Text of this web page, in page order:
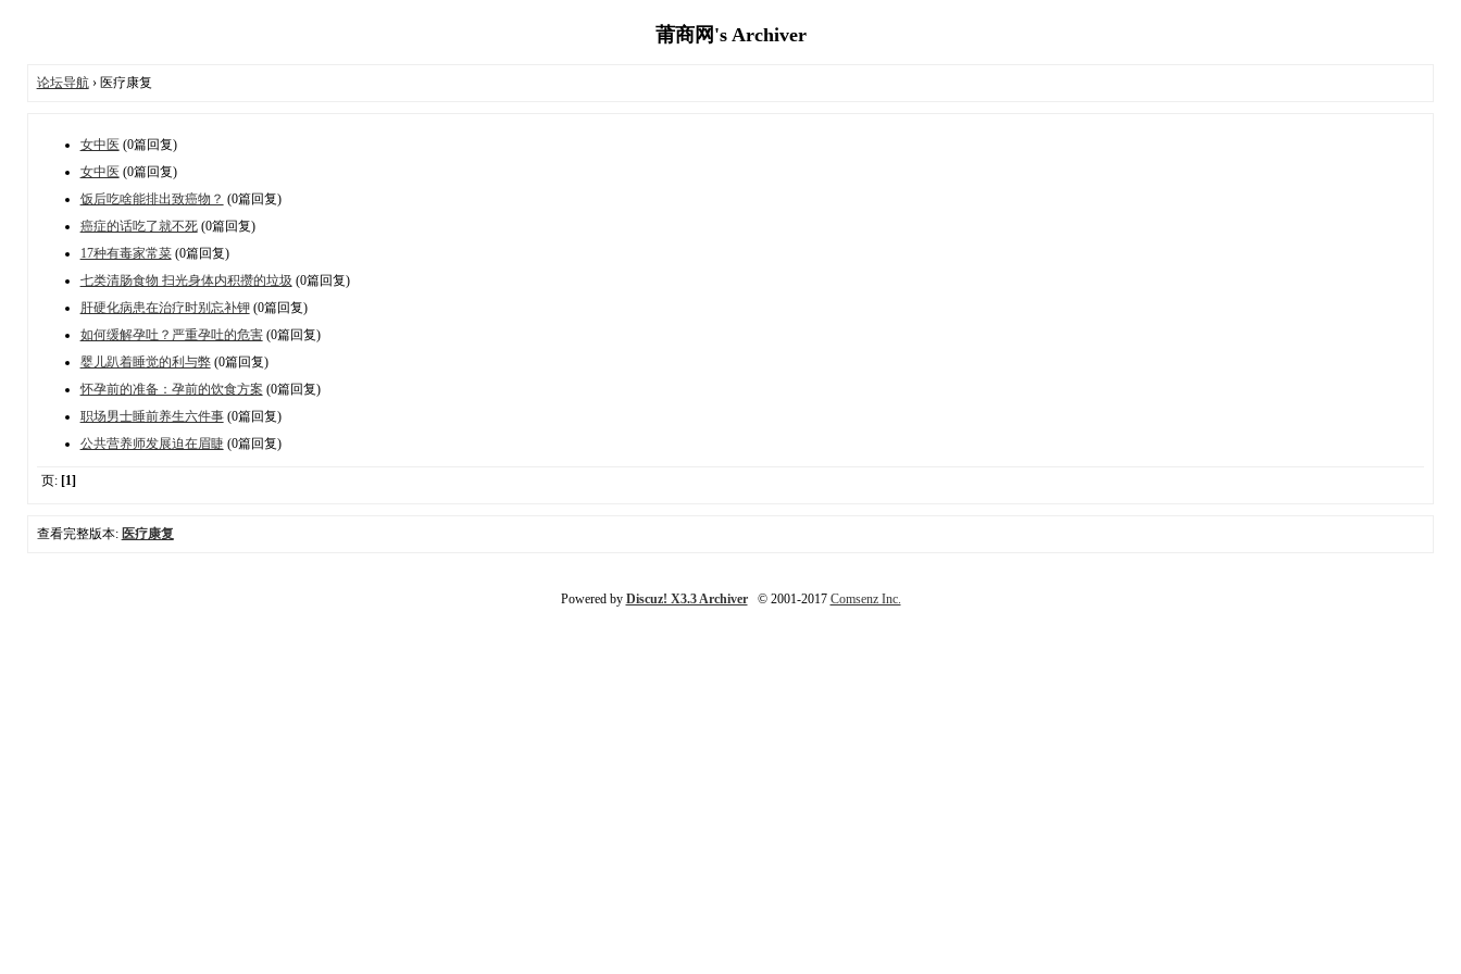
莆商网's Archiver
论坛导航› 医疗康复
女中医 (0篇回复)
女中医 (0篇回复)
饭后吃啥能排出致癌物？ (0篇回复)
癌症的话吃了就不死(0篇回复)
17种有毒家常菜(0篇回复)
七类清肠食物 扫光身体内积攒的垃圾 (0篇回复)
肝硬化病患在治疗时别忘补钾(0篇回复)
如何缓解孕吐？严重孕吐的危害(0篇回复)
婴儿趴着睡觉的利与弊(0篇回复)
怀孕前的准备：孕前的饮食方案 (0篇回复)
职场男士睡前养生六件事(0篇回复)
公共营养师发展迫在眉睫 (0篇回复)
页: [1]
查看完整版本: 医疗康复
Powered by Discuz! X3.3 Archiver© 2001-2017 Comsenz Inc.